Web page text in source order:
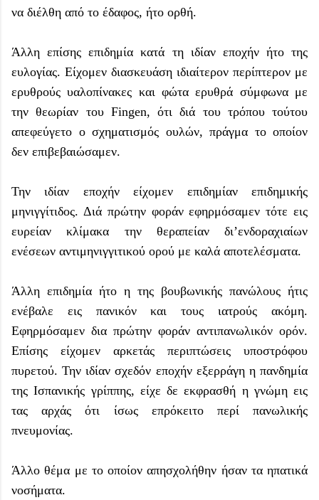
να διέλθη από το έδαφος, ήτο ορθή.
Άλλη επίσης επιδημία κατά τη ιδίαν εποχήν ήτο της
ευλογίας. Είχομεν διασκευάση ιδιαίτερον περίπτερον με
ερυθρούς υαλοπίνακες και φώτα ερυθρά σύμφωνα με
την θεωρίαν του Fingen, ότι διά του τρόπου τούτου
απεφεύγετο ο σχηματισμός ουλών, πράγμα το οποίον
δεν επιβεβαιώσαμεν.
Την ιδίαν εποχήν είχομεν επιδημίαν επιδημικής
μηνιγγίτιδος. Διά πρώτην φοράν εφηρμόσαμεν τότε εις
ευρείαν κλίμακα την θεραπείαν δι’ενδοραχιαίων
ενέσεων αντιμηνιγγιτικού ορού με καλά αποτελέσματα.
Άλλη επιδημία ήτο η της βουβωνικής πανώλους ήτις
ενέβαλε εις πανικόν και τους ιατρούς ακόμη.
Εφηρμόσαμεν δια πρώτην φοράν αντιπανωλικόν ορόν.
Επίσης είχομεν αρκετάς περιπτώσεις υποστρόφου
πυρετού. Την ιδίαν σχεδόν εποχήν εξερράγη η πανδημία
της Ισπανικής γρίππης, είχε δε εκφρασθή η γνώμη εις
τας αρχάς ότι ίσως επρόκειτο περί πανωλικής
πνευμονίας.
Άλλο θέμα με το οποίον απησχολήθην ήσαν τα ηπατικά
νοσήματα.